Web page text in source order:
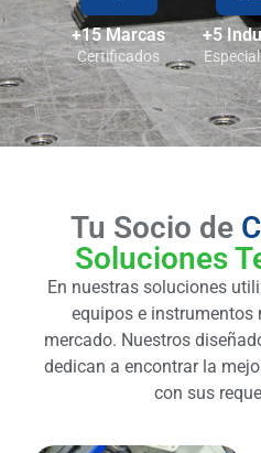
+15 Marcas
Certificados
+5
Tu Socio de
Soluciones
En nuestras soluciones
equipos e instrumentos
mercado. Nuestros
dedican a encontrar la
con sus